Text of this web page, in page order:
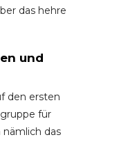
das hehre
und
den ersten
für
nämlich das